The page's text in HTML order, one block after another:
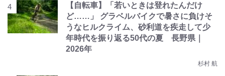
【自転車】「若いときは登れたんだけ
ど……」 グラベルバイクで暑さに負けそ
うなヒルクライム、砂利道を疾走して少
年時代を振り返る50代の夏 長野県｜
2026年
杉村 航